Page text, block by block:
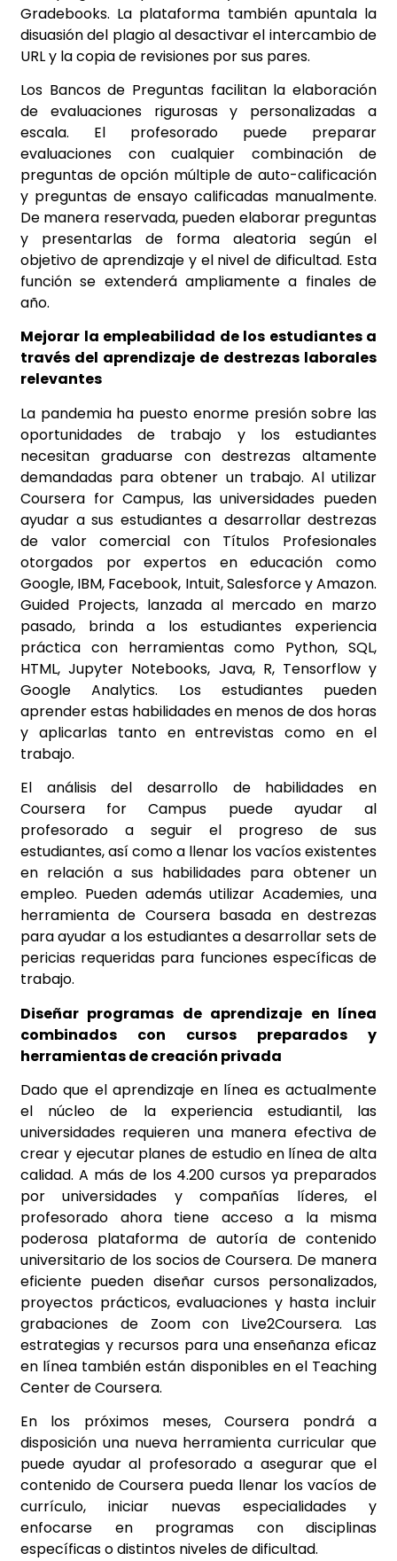
Gradebooks. La plataforma también apuntala la
disuasión del plagio al desactivar el intercambio de
URL y la copia de revisiones por sus pares.
Los Bancos de Preguntas facilitan la elaboración
de evaluaciones rigurosas y personalizadas a
escala. El profesorado puede preparar
evaluaciones con cualquier combinación de
preguntas de opción múltiple de auto-calificación
y preguntas de ensayo calificadas manualmente.
De manera reservada, pueden elaborar preguntas
y presentarlas de forma aleatoria según el
objetivo de aprendizaje y el nivel de dificultad. Esta
función se extenderá ampliamente a finales de
año.
Mejorar la empleabilidad de los estudiantes a
través del aprendizaje de destrezas laborales
relevantes
La pandemia ha puesto enorme presión sobre las
oportunidades de trabajo y los estudiantes
necesitan graduarse con destrezas altamente
demandadas para obtener un trabajo. Al utilizar
Coursera for Campus, las universidades pueden
ayudar a sus estudiantes a desarrollar destrezas
de valor comercial con Títulos Profesionales
otorgados por expertos en educación como
Google, IBM, Facebook, Intuit, Salesforce y Amazon.
Guided Projects, lanzada al mercado en marzo
pasado, brinda a los estudiantes experiencia
práctica con herramientas como Python, SQL,
HTML, Jupyter Notebooks, Java, R, Tensorflow y
Google Analytics. Los estudiantes pueden
aprender estas habilidades en menos de dos horas
y aplicarlas tanto en entrevistas como en el
trabajo.
El análisis del desarrollo de habilidades en
Coursera for Campus puede ayudar al
profesorado a seguir el progreso de sus
estudiantes, así como a llenar los vacíos existentes
en relación a sus habilidades para obtener un
empleo. Pueden además utilizar Academies, una
herramienta de Coursera basada en destrezas
para ayudar a los estudiantes a desarrollar sets de
pericias requeridas para funciones específicas de
trabajo.
Diseñar programas de aprendizaje en línea
combinados con cursos preparados y
herramientas de creación privada
Dado que el aprendizaje en línea es actualmente
el núcleo de la experiencia estudiantil, las
universidades requieren una manera efectiva de
crear y ejecutar planes de estudio en línea de alta
calidad. A más de los 4.200 cursos ya preparados
por universidades y compañías líderes, el
profesorado ahora tiene acceso a la misma
poderosa plataforma de autoría de contenido
universitario de los socios de Coursera. De manera
eficiente pueden diseñar cursos personalizados,
proyectos prácticos, evaluaciones y hasta incluir
grabaciones de Zoom con Live2Coursera. Las
estrategias y recursos para una enseñanza eficaz
en línea también están disponibles en el Teaching
Center de Coursera.
En los próximos meses, Coursera pondrá a
disposición una nueva herramienta curricular que
puede ayudar al profesorado a asegurar que el
contenido de Coursera pueda llenar los vacíos de
currículo, iniciar nuevas especialidades y
enfocarse en programas con disciplinas
específicas o distintos niveles de dificultad.